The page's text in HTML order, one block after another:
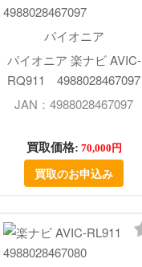
パイオニア
パイオニア 楽ナビ AVIC-
RQ911 4988028467097
JAN：4988028467097
買取価格: 70,000円
買取のお申込み